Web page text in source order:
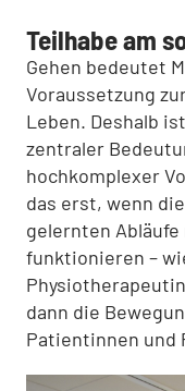
Teilhabe am
Gehen bedeutet
Voraussetzung
Leben. Deshalb
zentraler
hochkomplexer
das erst, wenn
gelernten
funktionieren –
dann die
Patientinnen und